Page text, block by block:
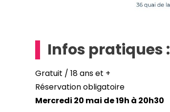
Infos pratiques :
Gratuit / 18 ans et +
Réservation obligatoire
Mercredi 20 mai de 19h à 20h30